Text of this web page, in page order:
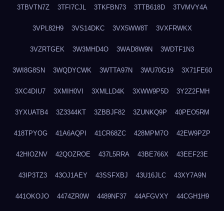
3TBVTN7Z 3TFI7CJL 3TKFBN73 3TTB618D 3TVMVY4A
3VPL82H9 3VS14DKC 3VX5WW8T 3VXFRWKX
3VZRTGEK 3W3MHD4O 3WAD8W9N 3WDTF1N3
3WI8G8SN 3WQDYCWK 3WTTA97N 3WU70G19 3X71FE60
3XC4DIU7 3XMIH0VI 3XMLLD4K 3XWW9P5D 3Y2Z2FMH
3YXUATB4 3Z3344KT 3ZBBJF82 3ZUNKQ9P 40PEO5RM
418TPYOG 41A6AQPI 41CR68ZC 428MPM7O 42EW9PZP
42HIOZNV 42QOZROE 437L5RRA 43BE766X 43EEF23E
43IP3TZ3 43OJ1AEY 43SSFXBJ 43U16JLC 43XY7A9N
441OKOJO 4474ZR0W 4489NF37 44AFGVXY 44CGH1H9